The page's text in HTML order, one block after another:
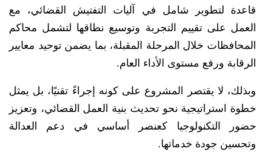
قاعدة لتطوير شامل في آليات التفتيش القضائي، مع
العمل على تقييم التجربة وتوسيع نطاقها لتشمل محاكم
المحافظات خلال المرحلة المقبلة، بما يضمن توحيد معايير
الرقابة ورفع مستوى الأداء العام.
وبذلك، لا يقتصر المشروع على كونه إجراءً تقنيًا، بل يمثل
خطوة استراتيجية نحو تحديث بنية العمل القضائي، وتعزيز
حضور التكنولوجيا كعنصر أساسي في دعم العدالة
وتحسين جودة خدماتها.